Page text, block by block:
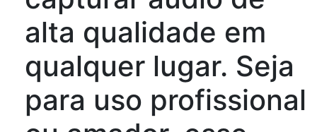
alta qualidade em
qualquer lugar. Seja
para uso profissional